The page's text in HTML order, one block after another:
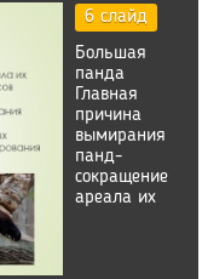
6 слайд
Большая
панда
Главная
причина
вымирания
панд-
сокращение
ареала их